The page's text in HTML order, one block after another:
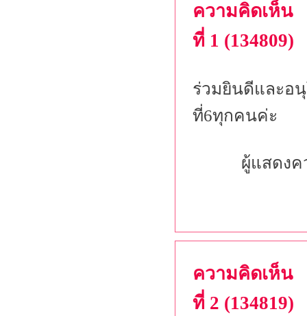
ความคิดเห็น
ที่ 1 (134809)
ร่วมยินดีและอ
ที่6ทุกคนค่ะ
ผู้แสดง
ความคิดเห็น
ที่ 2 (134819)